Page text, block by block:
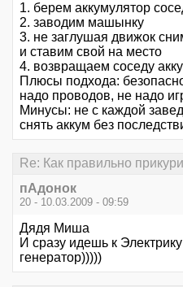
1. берем аккумулятор
2. заводим машынку
3. не заглушая движок
и ставим свой на место
4. возвращаем соседу
Плюсы подхода:
надо проводов, не надо
Минусы: не с каждой
снять аккум без
Re: Как правильно
пАдонок
20 - 10.03.2009 - 09:59
Дядя Миша
И сразу идешь к
генератор)))))